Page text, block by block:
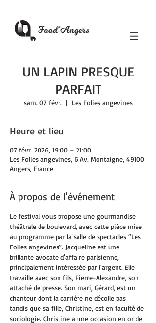
UN LAPIN PRESQUE
PARFAIT
sam. 07 févr.
  |
Les Folies angevines
Heure et lieu
07 févr. 2026, 19:00 – 21:00
Les Folies angevines, 6 Av. Montaigne, 49100
Angers, France
À propos de l'événement
Le festival vous propose une gourmandise
théâtrale de boulevard, avec cette pièce mise
au programme par la salle de spectacles “Les
Folies angevines”. Jacqueline est une
brillante avocate d'affaire parisienne,
principalement intéressée par l'argent. Elle
travaille avec son fils, Pierre-Alexandre, son
attaché de presse. Son mari, Gérard, est un
chanteur dont la carrière ne décolle pas
tandis que sa fille, Christine, est en faculté de
sociologie. Christine a une occasion en or de